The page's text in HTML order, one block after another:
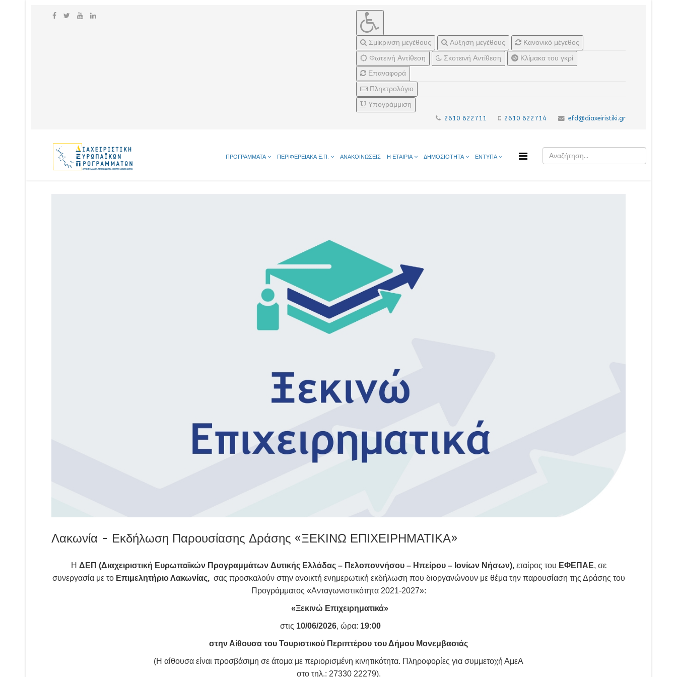
Σμίκρινση μεγέθους Αύξηση μεγέθους
Κανονικό μέγεθος
Φωτεινή Αντίθεση
Σκοτεινή Αντίθεση
Κλίμακα του γκρί
Επαναφορά
Πληκτρολόγιο
Υπογράμμιση
2610 622711 2610 622714 efd@diaxeiristiki.gr
ΠΡΟΓΡΑΜΜΑΤΑ ΠΕΡΙΦΕΡΕΙΑΚΑ Ε.Π. ΑΝΑΚΟΙΝΩΣΕΙΣ Η ΕΤΑΙΡΙΑ ΔΗΜΟΣΙΟΤΗΤΑ ΕΝΤΥΠΑ
Λακωνία - Εκδήλωση Παρουσίασης Δράσης «ΞΕΚΙΝΩ ΕΠΙΧΕΙΡΗΜΑΤΙΚΑ»
Η ΔΕΠ (Διαχειριστική Ευρωπαϊκών Προγραμμάτων Δυτικής Ελλάδας – Πελοποννήσου – Ηπείρου – Ιονίων Νήσων),εταίρος του ΕΦΕΠΑΕ, σε
συνεργασία με το Επιμελητήριο Λακωνίας, σας προσκαλούν στην ανοικτή ενημερωτική εκδήλωση που διοργανώνουν με θέμα την παρουσίαση της Δράσης του
Προγράμματος «Ανταγωνιστικότητα 2021-2027»:
«Ξεκινώ Επιχειρηματικά»
στις 10/06/2026, ώρα: 19:00
στην Αίθουσα του Τουριστικού Περιπτέρου του Δήμου Μονεμβασιάς
(Η αίθουσα είναι προσβάσιμη σε άτομα με περιορισμένη κινητικότητα. Πληροφορίες για συμμετοχή ΑμεΑ
στο τηλ.: 27330 22279).